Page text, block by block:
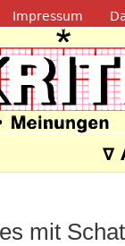
Impressum
∇
mit